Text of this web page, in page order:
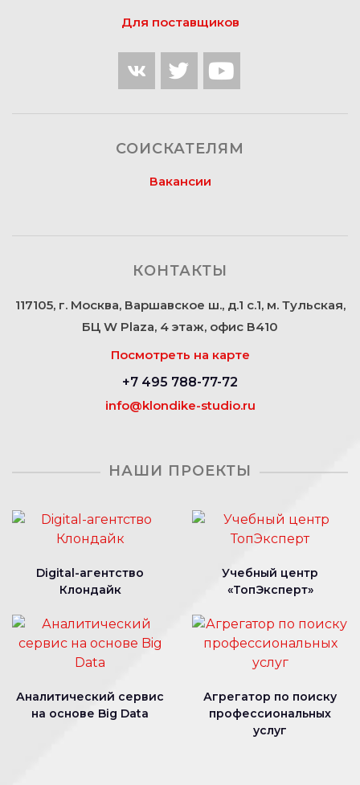
Для поставщиков
СОИСКАТЕЛЯМ
Вакансии
КОНТАКТЫ
117105, г. Москва, Варшавское ш., д.1 с.1, м. Тульская,
БЦ W Plaza, 4 этаж, офис В410
Посмотреть на карте
+7 495 788-77-72
info@klondike-studio.ru
НАШИ ПРОЕКТЫ
Digital-агентство
Клондайк
Учебный центр
«ТопЭксперт»
Аналитический сервис
на основе Big Data
Агрегатор по поиску
профессиональных
услуг